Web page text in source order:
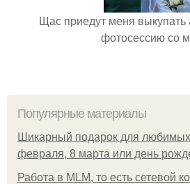
Щас приедут меня выкупать
фотосессию со
Популярные материалы
Шикарный подарок для
февраля, 8 марта или день
Работа в MLM, то есть сетевой